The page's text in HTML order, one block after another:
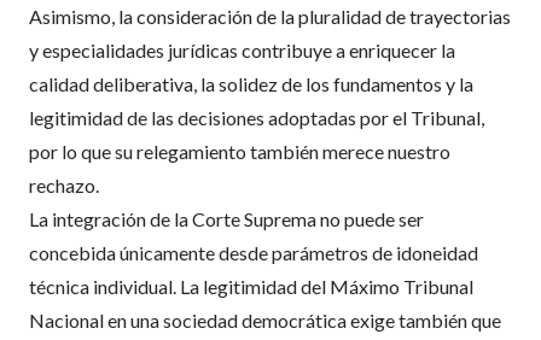
Asimismo, la consideración de la pluralidad de trayectorias
y especialidades jurídicas contribuye a enriquecer la
calidad deliberativa, la solidez de los fundamentos y la
legitimidad de las decisiones adoptadas por el Tribunal,
por lo que su relegamiento también merece nuestro
rechazo.
La integración de la Corte Suprema no puede ser
concebida únicamente desde parámetros de idoneidad
técnica individual. La legitimidad del Máximo Tribunal
Nacional en una sociedad democrática exige también que